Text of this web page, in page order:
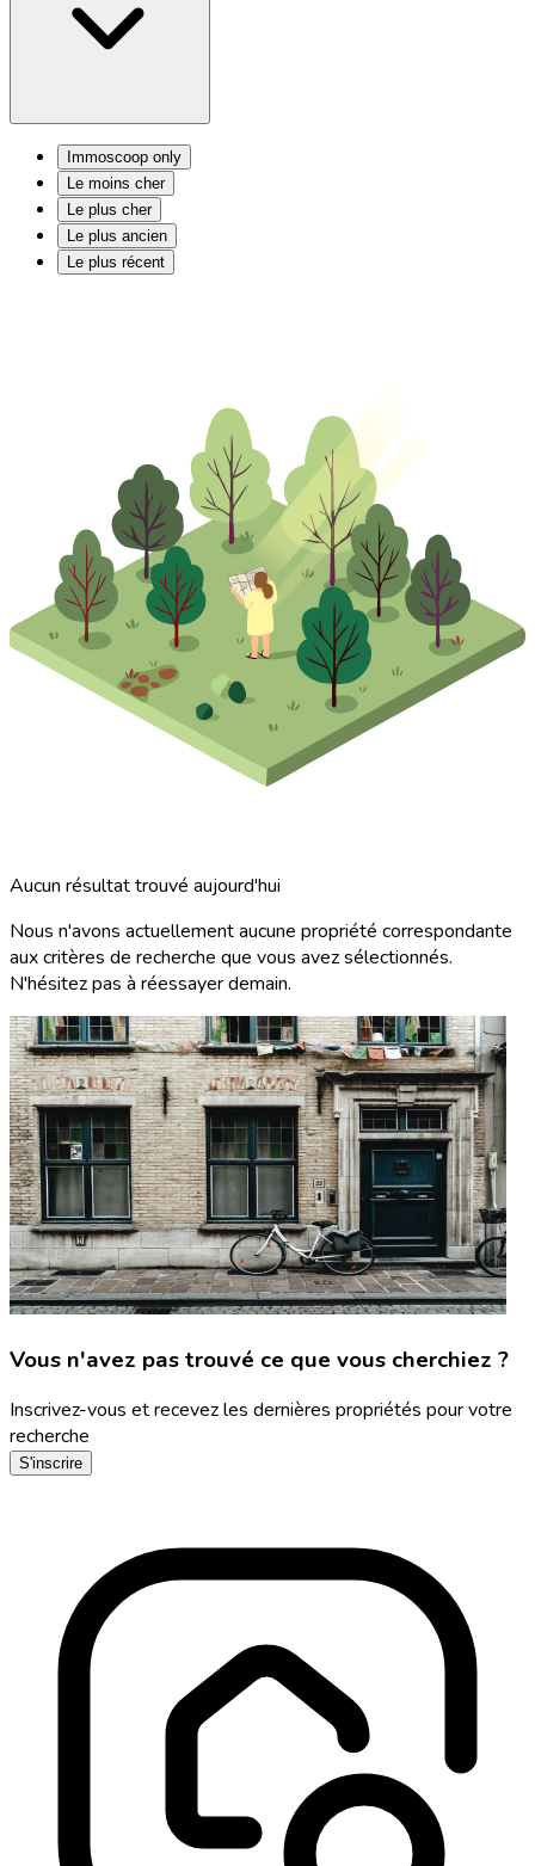
Immoscoop only
Le moins cher
Le plus cher
Le plus ancien
Le plus récent
Aucun résultat trouvé aujourd'hui
Nous n'avons actuellement aucune propriété correspondante
aux critères de recherche que vous avez sélectionnés.
N'hésitez pas à réessayer demain.
Vous n'avez pas trouvé ce que vous cherchiez ?
Inscrivez-vous et recevez les dernières propriétés pour votre
recherche
S'inscrire